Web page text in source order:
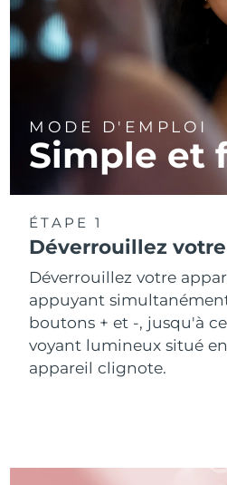
MODE D'EMPLOI
Simple et
ÉTAPE 1
Déverrouillez
Déverrouillez votre
appuyant
boutons + et -, jusqu'à
voyant lumineux situé
appareil clignote.